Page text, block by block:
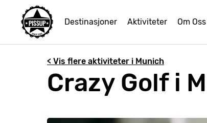
Destinasjoner Aktiviteter Om Oss
< Vis flere aktiviteter i Munich
Crazy Golf i